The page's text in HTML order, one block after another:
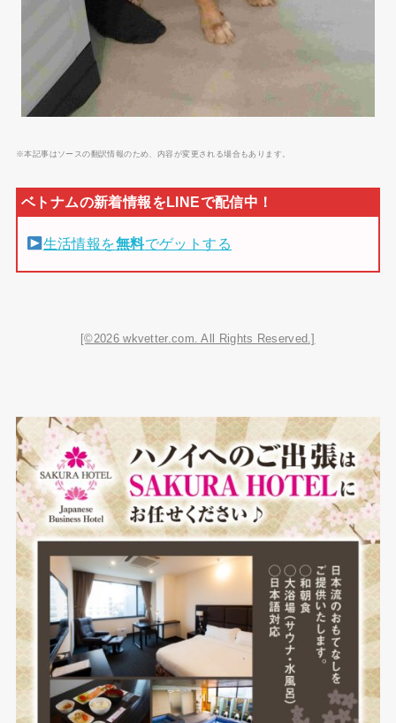
※本記事はソースの翻訳情報のため、内容が変更される場合もあります。
生活情報を無料でゲットする
[©2026 wkvetter.com. All Rights Reserved.]